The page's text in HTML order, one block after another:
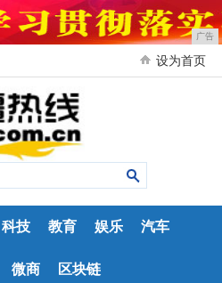
广告
设为首页
科技 教育 娱乐 汽车
微商 区块链